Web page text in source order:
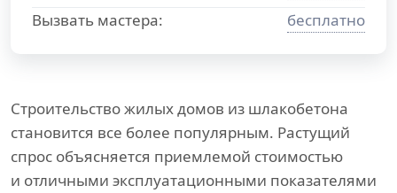
Строительство жилых домов из шлакобетона
становится все более популярным. Растущий
спрос объясняется приемлемой стоимостью
и отличными эксплуатационными показателями
Вызвать мастера:
бесплатно